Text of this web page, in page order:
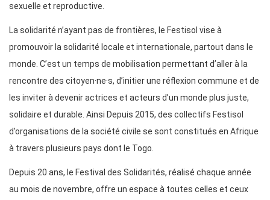
sexuelle et reproductive.
La solidarité n’ayant pas de frontières, le Festisol vise à
promouvoir la solidarité locale et internationale, partout dans le
monde. C’est un temps de mobilisation permettant d’aller à la
rencontre des citoyen·ne·s, d’initier une réflexion commune et de
les inviter à devenir actrices et acteurs d’un monde plus juste,
solidaire et durable. Ainsi Depuis 2015, des collectifs Festisol
d’organisations de la société civile se sont constitués en Afrique
à travers plusieurs pays dont le Togo.
Depuis 20 ans, le Festival des Solidarités, réalisé chaque année
au mois de novembre, offre un espace à toutes celles et ceux